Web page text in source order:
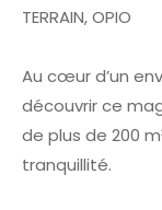
TERRAIN, OPIO
Au cœur d’un
découvrir ce
de plus de 200
tranquillité.